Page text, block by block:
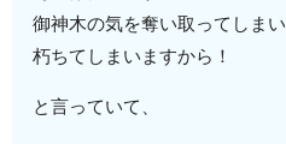
御神木の気を奪い取ってしまい
朽ちてしまいますから！
と言っていて、